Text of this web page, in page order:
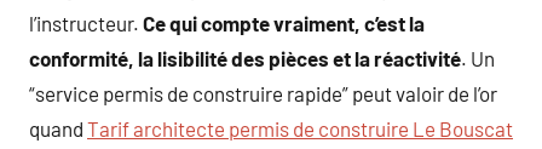
l’instructeur. Ce qui compte vraiment, c’est la
conformité, la lisibilité des pièces et la réactivité. Un
“service permis de construire rapide” peut valoir de l’or
quand Tarif architecte permis de construire Le Bouscat